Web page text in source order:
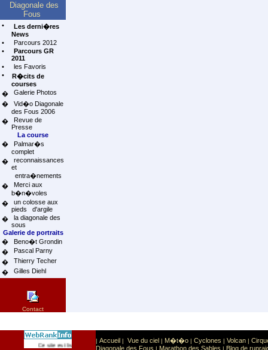
Diagonale des
Fous
•
Les derni�res
News
•
Parcours 2012
•
Parcours GR
2011
•
les Favoris
•
R�cits de
courses
�
Galerie Photos
�
Vid�o Diagonale
des Fous 2006
�
Revue de
Presse
La course
�
Palmar�s
complet
�
reconnaissances
et
entra�nements
�
Merci aux
b�n�voles
�
un colosse aux
pieds d'argile
�
la diagonale des
sous
Galerie de portraits
�
Beno�t Grondin
�
Pascal Parny
�
Thierry Techer
�
Gilles Diehl
Contact
Ce site est list� dans la cat�gorie Sport: Sports extr�mes
| Accueil | Vue du ciel | M�t�o | Cyclones | Volcan |
Diagonale des Fous | Marathon des Sables | Blog de